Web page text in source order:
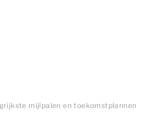
mijlpalen en toekomstplannen